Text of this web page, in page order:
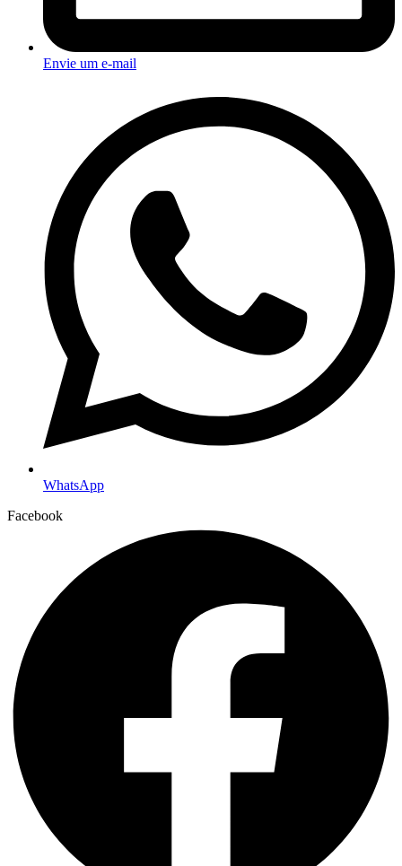
Envie um e-mail
WhatsApp
Facebook